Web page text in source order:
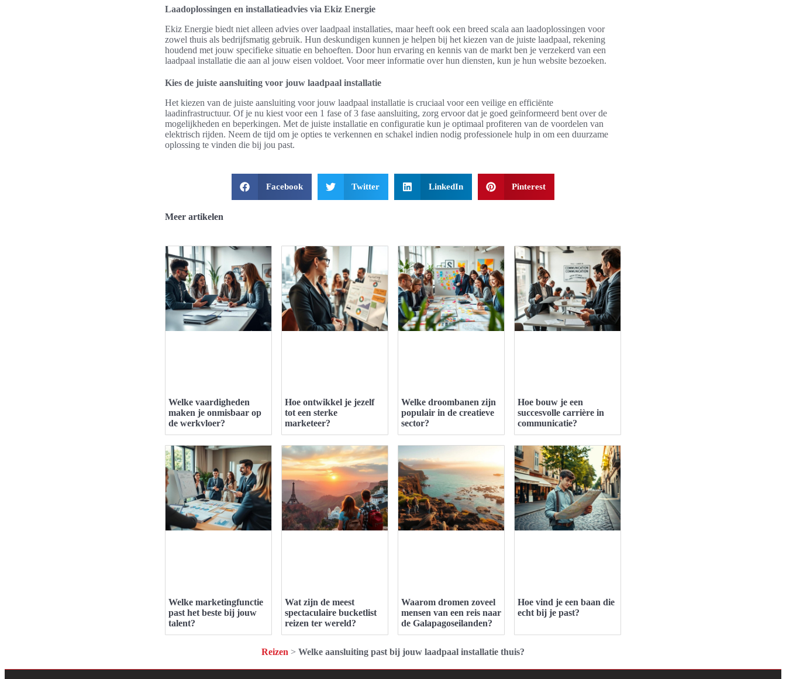
Laadoplossingen en installatieadvies via Ekiz Energie
Ekiz Energie biedt niet alleen advies over laadpaal installaties, maar heeft ook een breed scala aan laadoplossingen voor
zowel thuis als bedrijfsmatig gebruik. Hun deskundigen kunnen je helpen bij het kiezen van de juiste laadpaal, rekening
houdend met jouw specifieke situatie en behoeften. Door hun ervaring en kennis van de markt ben je verzekerd van een
laadpaal installatie die aan al jouw eisen voldoet. Voor meer informatie over hun diensten, kun je hun website bezoeken.
Kies de juiste aansluiting voor jouw laadpaal installatie
Het kiezen van de juiste aansluiting voor jouw laadpaal installatie is cruciaal voor een veilige en efficiënte
laadinfrastructuur. Of je nu kiest voor een 1 fase of 3 fase aansluiting, zorg ervoor dat je goed geïnformeerd bent over de
mogelijkheden en beperkingen. Met de juiste installatie en configuratie kun je optimaal profiteren van de voordelen van
elektrisch rijden. Neem de tijd om je opties te verkennen en schakel indien nodig professionele hulp in om een duurzame
oplossing te vinden die bij jou past.
Facebook Twitter LinkedIn Pinterest
Meer artikelen
Welke vaardigheden
maken je onmisbaar op
de werkvloer?
Hoe ontwikkel je jezelf
tot een sterke
marketeer?
Welke droombanen zijn
populair in de creatieve
sector?
Hoe bouw je een
succesvolle carrière in
communicatie?
Welke marketingfunctie
past het beste bij jouw
talent?
Wat zijn de meest
spectaculaire bucketlist
reizen ter wereld?
Waarom dromen zoveel
mensen van een reis naar
de Galapagoseilanden?
Hoe vind je een baan die
echt bij je past?
Reizen > Welke aansluiting past bij jouw laadpaal installatie thuis?